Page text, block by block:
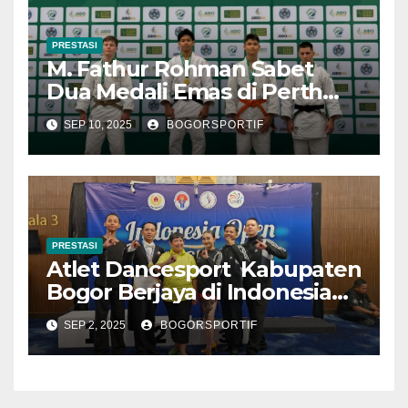
PRESTASI
M. Fathur Rohman Sabet
Dua Medali Emas di Perth
Internasional Open 2025
SEP 10, 2025 BOGORSPORTIF
PRESTASI
Atlet Dancesport Kabupaten
Bogor Berjaya di Indonesia
Open 2025
SEP 2, 2025 BOGORSPORTIF